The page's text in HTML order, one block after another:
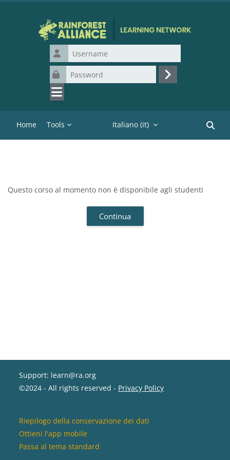
Username
Password
Login
Home Tools Italiano ‎(it)‎
Cerca
Questo corso al momento non è disponibile agli studenti
Continua
Support: learn@ra.org
©2024 - All rights reserved - Privacy Policy
Riepilogo della conservazione dei dati
Ottieni l'app mobile
Passa al tema standard